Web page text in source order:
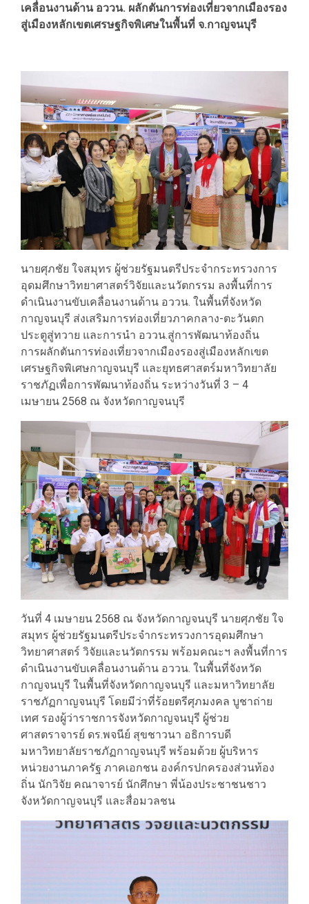
เคลื่อนงานด้าน อววน. ผลักตันการท่องเที่ยวจากเมืองรอง
สู่เมืองหลักเขตเศรษฐกิจพิเศษในพื้นที่ จ.กาญจนบุรี
นายศุภชัย ใจสมุทร ผู้ช่วยรัฐมนตรีประจำกระทรวงการ
อุดมศึกษาวิทยาศาสตร์วิจัยและนวัตกรรม ลงพื้นที่การ
ดำเนินงานขับเคลื่อนงานด้าน อววน. ในพื้นที่จังหวัด
กาญจนบุรี ส่งเสริมการท่องเที่ยวภาคกลาง-ตะวันตก
ประตูสู่ทวาย และการนำ อววน.สู่การพัฒนาท้องถิ่น
การผลักตันการท่องเที่ยวจากเมืองรองสู่เมืองหลักเขต
เศรษฐกิจพิเศษกาญจนบุรี และยุทธศาสตร์มหาวิทยาลัย
ราชภัฏเพื่อการพัฒนาท้องถิ่น ระหว่างวันที่ 3 – 4
เมษายน 2568 ณ จังหวัดกาญจนบุรี
วันที่ 4 เมษายน 2568 ณ จังหวัดกาญจนบุรี นายศุภชัย ใจ
สมุทร ผู้ช่วยรัฐมนตรีประจำกระทรวงการอุดมศึกษา
วิทยาศาสตร์ วิจัยและนวัตกรรม พร้อมคณะฯ ลงพื้นที่การ
ดำเนินงานขับเคลื่อนงานด้าน อววน. ในพื้นที่จังหวัด
กาญจนบุรี ในพื้นที่จังหวัดกาญจนบุรี และมหาวิทยาลัย
ราชภัฏกาญจนบุรี โดยมีว่าที่ร้อยตรีศุภมงคล บูชาถ่าย
เทศ รองผู้ว่าราชการจังหวัดกาญจนบุรี ผู้ช่วย
ศาสตราจารย์ ดร.พจนีย์ สุขชาวนา อธิการบดี
มหาวิทยาลัยราชภัฏกาญจนบุรี พร้อมด้วย ผู้บริหาร
หน่วยงานภาครัฐ ภาคเอกชน องค์กรปกครองส่วนท้อง
ถิ่น นักวิจัย คณาจารย์ นักศึกษา พี่น้องประชาชนชาว
จังหวัดกาญจนบุรี และสื่อมวลชน